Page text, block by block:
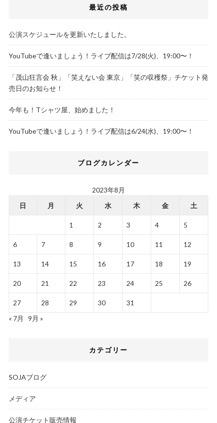
最近の投稿
公演スケジュールを更新いたしました。
YouTubeで逢いましょう！ライブ配信は7/28(火)、19:00〜！
「茂山狂言会 秋」「笑えない会 東京」「笑の収穫祭」チケット発
売日のお知らせ！
今年も！Tシャツ屋、始めました！
YouTubeで逢いましょう！ライブ配信は6/24(水)、19:00〜！
ブログカレンダー
2023年8月
日
月 火 水 木 金 土
1 2 3 4 5
6 7 8 9 10 11 12
13 14 15 16 17 18 19
20 21 22 23 24 25 26
27 28 29 30
31
« 7月
9月 »
カテゴリー
SOJAブログ
メディア
公演チケット販売情報